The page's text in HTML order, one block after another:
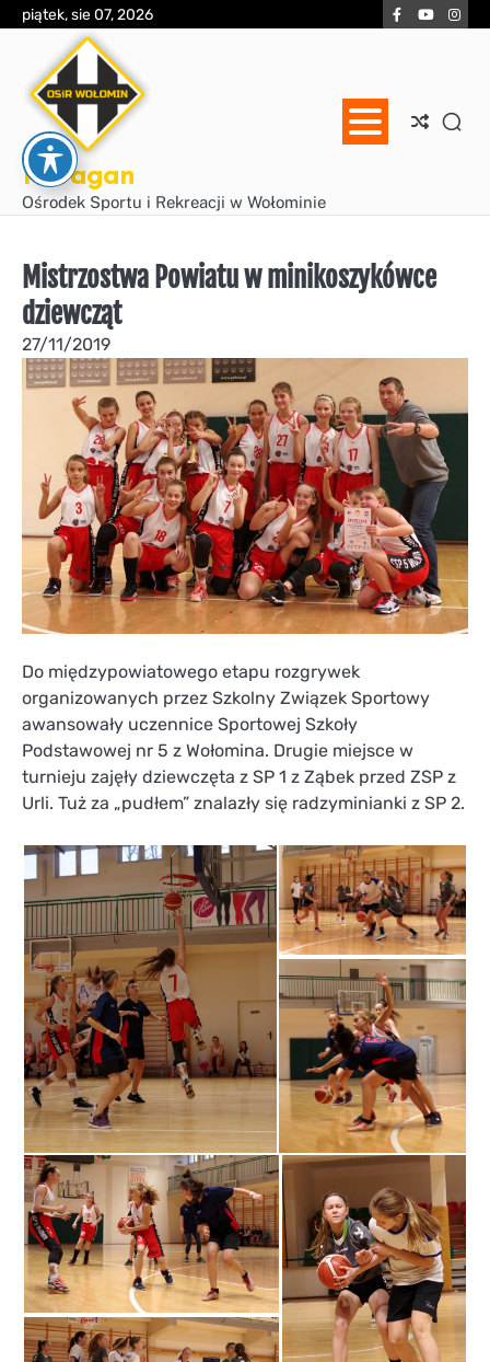
Skip
content
piątek, sie 07, 2026 Facebook
YouTube
Huragan
Ośrodek Sportu i Rekreacji w Wołominie
Mistrzostwa Powiatu w minikoszykówce
dziewcząt
27/11/2019
Do międzypowiatowego etapu rozgrywek
organizowanych przez Szkolny Związek Sportowy
awansowały uczennice Sportowej Szkoły
Podstawowej nr 5 z Wołomina. Drugie miejsce w
turnieju zajęły dziewczęta z SP 1 z Ząbek przed ZSP z
Urli. Tuż za „pudłem” znalazły się radzyminianki z SP 2.